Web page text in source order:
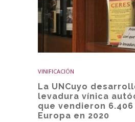
VINIFICACIÓN
La UNCuyo
levadura vínica
que vendieron 6.406
Europa en 2020